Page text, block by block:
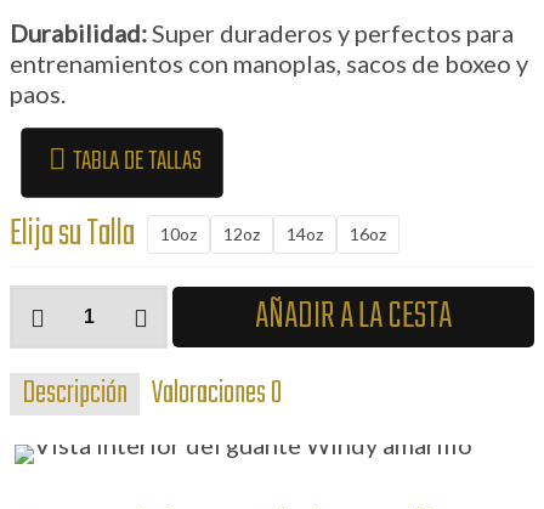
Durabilidad:Super duraderos y perfectos para
entrenamientos con manoplas, sacos de boxeo y
paos.
TABLA DE TALLAS
Elija su Talla 10oz 12oz 14oz 16oz
de
Windy
amarillos
cantidad
AÑADIR A LA CESTA
Descripción Valoraciones0